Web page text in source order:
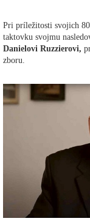
Pri príležitosti svojich
taktovku svojmu
Danielovi Ruzzierovi,
zboru.